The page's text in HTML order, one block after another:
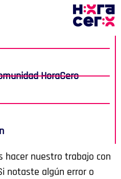
HoraCero
hacer nuestro trabajo con
notaste algún error o